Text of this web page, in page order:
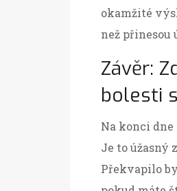
okamžité
než přinesou
Závěr:
bolesti
Na konci dne
Je to úžasný
Překvapilo